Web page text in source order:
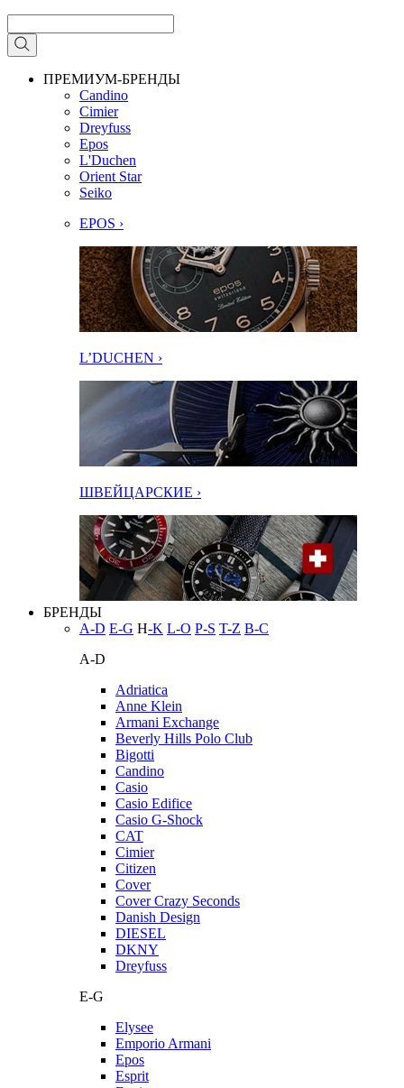
ПРЕМИУМ-БРЕНДЫ
Candino
Cimier
Dreyfuss
Epos
L'Duchen
Orient Star
Seiko
EPOS ›
L’DUCHEN ›
ШВЕЙЦАРСКИЕ ›
БРЕНДЫ
A-D E-G H-K L-O P-S T-Z В-С
A-D
Adriatica
Anne Klein
Armani Exchange
Beverly Hills Polo Club
Bigotti
Candino
Casio
Casio Edifice
Casio G-Shock
CAT
Cimier
Citizen
Cover
Cover Crazy Seconds
Danish Design
DIESEL
DKNY
Dreyfuss
E-G
Elysee
Emporio Armani
Epos
Esprit